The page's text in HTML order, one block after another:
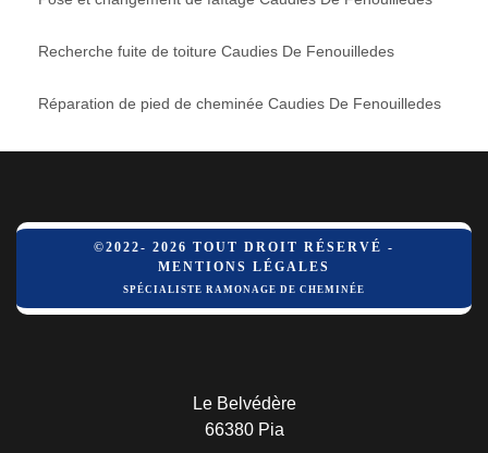
Recherche fuite de toiture Caudies De Fenouilledes
Réparation de pied de cheminée Caudies De Fenouilledes
©2022- 2026 TOUT DROIT RÉSERVÉ -
MENTIONS LÉGALES
SPÉCIALISTE RAMONAGE DE CHEMINÉE
Le Belvédère
66380 Pia